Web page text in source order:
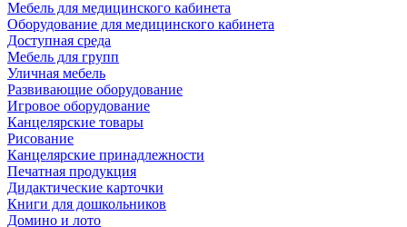
Мебель для медицинского кабинета
Оборудование для медицинского кабинета
Доступная среда
Мебель для групп
Уличная мебель
Развивающие оборудование
Игровое оборудование
Канцелярские товары
Рисование
Канцелярские принадлежности
Печатная продукция
Дидактические карточки
Книги для дошкольников
Домино и лото